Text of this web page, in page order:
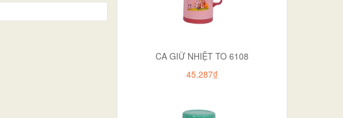
CA GIỮ NHIỆT TO 6108
45.287₫